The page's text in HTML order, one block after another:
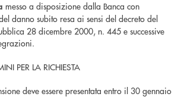
messo a disposizione dalla Banca con
danno subito resa ai sensi del decreto del
28 dicembre 2000, n. 445 e successive
PER LA RICHIESTA
deve essere presentata entro il 30 gennaio